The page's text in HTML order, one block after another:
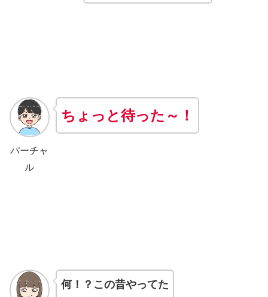
パーチャ
ル
ちょっと待った～！
何！？この昔やってた